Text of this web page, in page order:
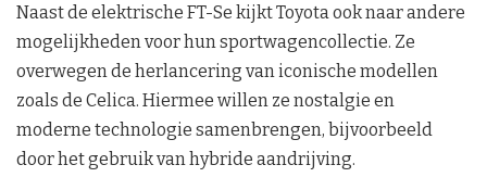
Naast de elektrische FT-Se kijkt Toyota ook naar andere
mogelijkheden voor hun sportwagencollectie. Ze
overwegen de herlancering van iconische modellen
zoals de Celica. Hiermee willen ze nostalgie en
moderne technologie samenbrengen, bijvoorbeeld
door het gebruik van hybride aandrijving.